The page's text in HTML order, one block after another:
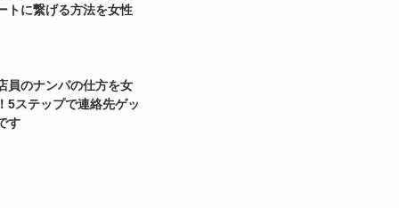
トに繋げる方法を女性
員のナンパの仕方を女
5ステップで連絡先ゲッ
す